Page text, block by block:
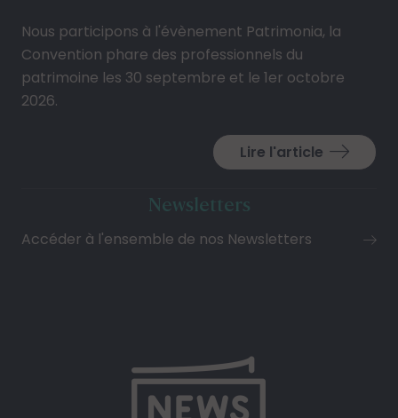
Nous participons à l'évènement Patrimonia, la
Convention phare des professionnels du
patrimoine les 30 septembre et le 1er octobre
2026.
Lire l'article
Newsletters
Accéder à l'ensemble de nos Newsletters